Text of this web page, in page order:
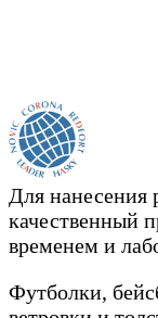
Для нанесения
качественный
временем и
Футболки,